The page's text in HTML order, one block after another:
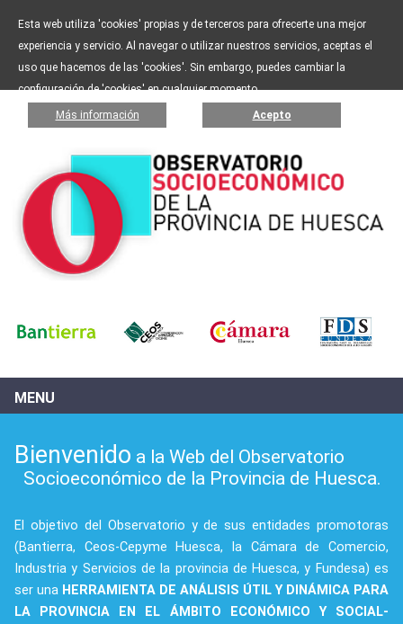
Esta web utiliza 'cookies' propias y de terceros para ofrecerte una mejor
experiencia y servicio. Al navegar o utilizar nuestros servicios, aceptas el
uso que hacemos de las 'cookies'. Sin embargo, puedes cambiar la
configuración de 'cookies' en cualquier momento.
Más información Acepto
MENU
Bienvenido a la Web del Observatorio
Socioeconómico de la Provincia de Huesca.
El objetivo del Observatorio y de sus entidades promotoras
(Bantierra, Ceos-Cepyme Huesca, la Cámara de Comercio,
Industria y Servicios de la provincia de Huesca, y Fundesa) es
ser una HERRAMIENTA DE ANÁLISIS ÚTIL Y DINÁMICA PARA
LA PROVINCIA EN EL ÁMBITO ECONÓMICO Y SOCIAL-